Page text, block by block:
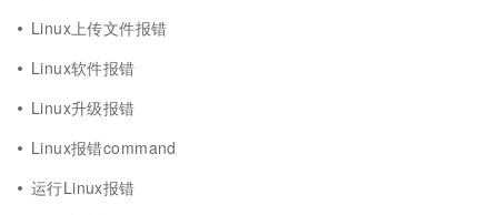
Linux上传文件报错
Linux软件报错
Linux升级报错
Linux报错command
运行Linux报错